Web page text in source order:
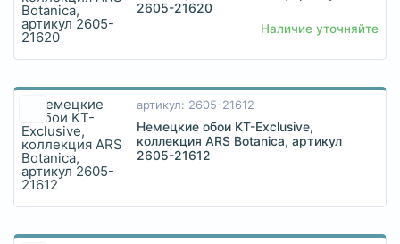
2605-21620
Наличие уточняйте
артикул: 2605-21612
Немецкие обои KT-Exclusive,
коллекция ARS Botanica, артикул
2605-21612